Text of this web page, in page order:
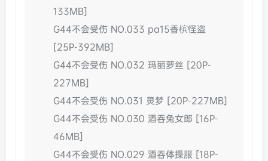
133MB]
G44不会受伤 NO.033 pa15香槟怪盗
[25P-392MB]
G44不会受伤 NO.032 玛丽萝丝 [20P-
227MB]
G44不会受伤 NO.031 灵梦 [20P-227MB]
G44不会受伤 NO.030 酒吞兔女郎 [16P-
46MB]
G44不会受伤 NO.029 酒吞体操服 [18P-